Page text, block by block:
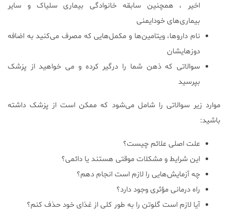
اخیر ، همچنین سابقه خانوادگی بیماری سلیاک و سایر
بیماری‌های خودایمنی
نام داروها، ویتامین‌ها و مکمل‌هایی که مصرف می‌کنید به اضافه
دوزهایشان
سوالاتی که ذهن شما را درگیر کرده و می خواهید از پزشک
بپرسید
موارد زیر سوالاتی را شامل می‌شود که ممکن است از پزشک داشته
باشید:
علت اصلی علائم چیست؟
این شرایط و مشکلات موقتی هستند یا دائمی؟
چه آزمایش‌هایی را لازم است انجام دهم؟
راه درمانی مؤثری وجود دارد؟
آیا لازم است گلوتن را به طور کلی از غذای خود حذف کنم؟